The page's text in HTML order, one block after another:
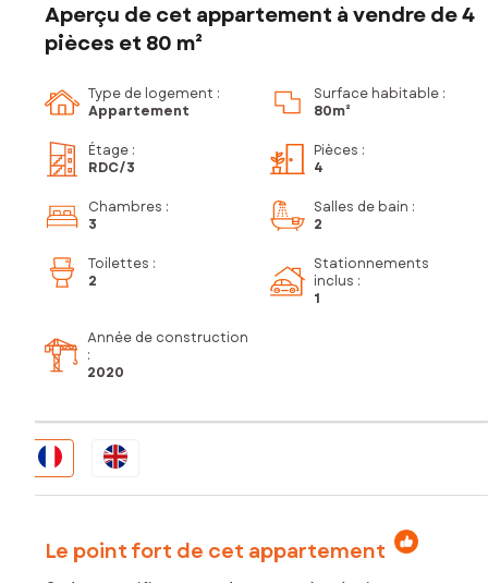
Aperçu de cet appartement à vendre de 4
pièces et 80 m²
Type de logement :
Appartement
Surface habitable :
80m²
Étage :
RDC/3
Pièces :
4
Chambres :
3
Salles de bain :
2
Toilettes :
2
Stationnements
inclus :
1
Année de construction
:
2020
Le point fort de cet appartement